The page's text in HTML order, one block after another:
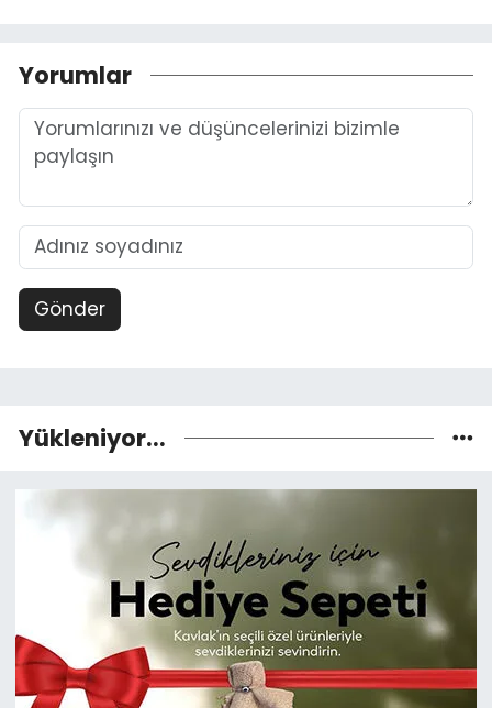
Yorumlar
Gönder
Yükleniyor...